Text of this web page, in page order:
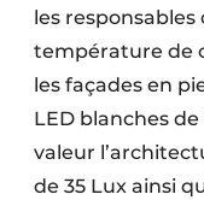
les
température de
les façades en
LED blanches
valeur
de 35 Lux ainsi